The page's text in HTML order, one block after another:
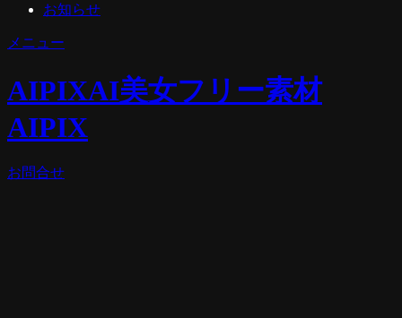
お知らせ
メニュー
AIPIXAI美女フリー素材
AIPIX
お問合せ